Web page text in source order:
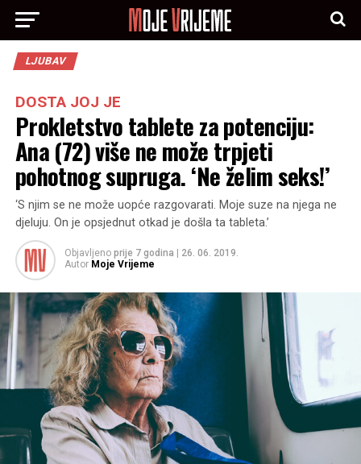
LJUBAV
DOSTA JOJ JE
Prokletstvo tablete za potenciju:
Ana (72) više ne može trpjeti
pohotnog supruga. ‘Ne želim seks!’
‘S njim se ne može uopće razgovarati. Moje suze na njega ne
djeluju. On je opsjednut otkad je došla ta tableta.’
Objavljeno prije 7 godina
26. 06. 2019.
Autor Moje Vrijeme